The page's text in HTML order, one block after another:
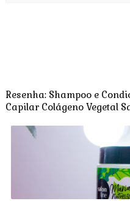
Resenha: Shampoo e
Capilar Colágeno Vegetal